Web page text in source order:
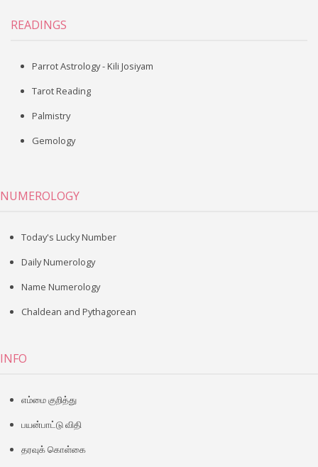
READINGS
Parrot Astrology - Kili Josiyam
Tarot Reading
Palmistry
Gemology
NUMEROLOGY
Today's Lucky Number
Daily Numerology
Name Numerology
Chaldean and Pythagorean
INFO
எம்மை குறித்து
பயன்பாட்டு விதி
தரவுக் கொள்கை